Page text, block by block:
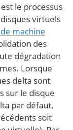
le processus
virtuels
machine
des
dégradation
Lorsque
delta sont
sur le disque
par défaut,
soit